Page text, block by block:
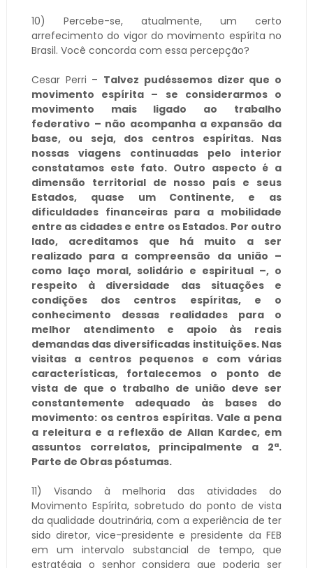
10) Percebe-se, atualmente, um certo
arrefecimento do vigor do movimento espírita no
Brasil. Você concorda com essa percepção?
Cesar Perri – Talvez pudéssemos dizer que o
movimento espírita – se considerarmos o
movimento mais ligado ao trabalho
federativo – não acompanha a expansão da
base, ou seja, dos centros espíritas. Nas
nossas viagens continuadas pelo interior
constatamos este fato. Outro aspecto é a
dimensão territorial de nosso país e seus
Estados, quase um Continente, e as
dificuldades financeiras para a mobilidade
entre as cidades e entre os Estados. Por outro
lado, acreditamos que há muito a ser
realizado para a compreensão da união –
como laço moral, solidário e espiritual –, o
respeito à diversidade das situações e
condições dos centros espíritas, e o
conhecimento dessas realidades para o
melhor atendimento e apoio às reais
demandas das diversificadas instituições. Nas
visitas a centros pequenos e com várias
características, fortalecemos o ponto de
vista de que o trabalho de união deve ser
constantemente adequado às bases do
movimento: os centros espíritas. Vale a pena
a releitura e a reflexão de Allan Kardec, em
assuntos correlatos, principalmente a 2ª.
Parte de Obras póstumas.
11) Visando à melhoria das atividades do
Movimento Espírita, sobretudo do ponto de vista
da qualidade doutrinária, com a experiência de ter
sido diretor, vice-presidente e presidente da FEB
em um intervalo substancial de tempo, que
estratégia o senhor considera que poderia ser